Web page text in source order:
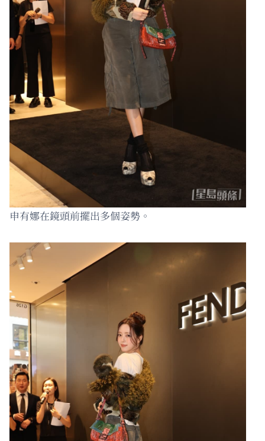
申有娜在鏡頭前擺出多個姿勢。